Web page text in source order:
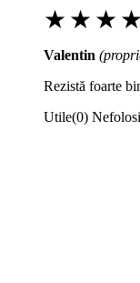
★ ★ ★ ★
Valentin
Rezistă foarte
Utile(0)